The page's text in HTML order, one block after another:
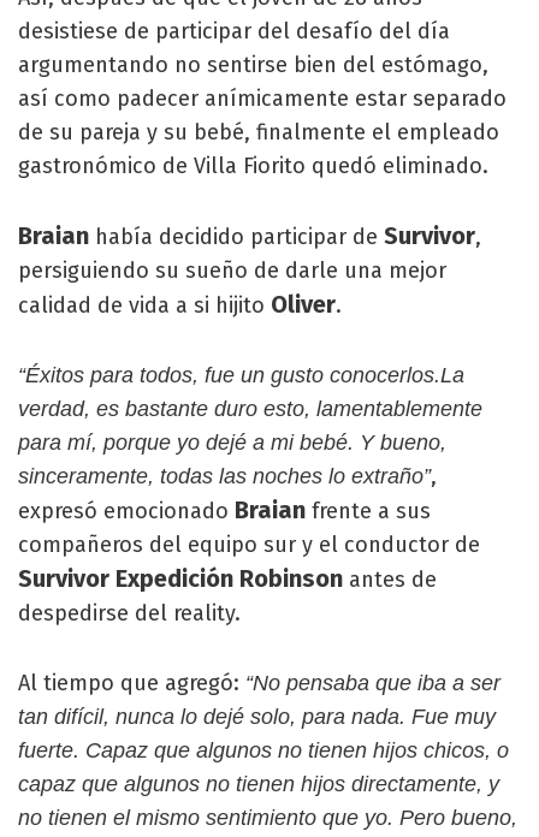
desistiese de participar del desafío del día
argumentando no sentirse bien del estómago,
así como padecer anímicamente estar separado
de su pareja y su bebé, finalmente el empleado
gastronómico de Villa Fiorito quedó eliminado.
Braian había decidido participar de Survivor,
persiguiendo su sueño de darle una mejor
calidad de vida a si hijito Oliver.
“Éxitos para todos, fue un gusto conocerlos.La
verdad, es bastante duro esto, lamentablemente
para mí, porque yo dejé a mi bebé. Y bueno,
sinceramente, todas las noches lo extraño”,
expresó emocionado Braian frente a sus
compañeros del equipo sur y el conductor de
Survivor Expedición Robinson antes de
despedirse del reality.
Al tiempo que agregó: “No pensaba que iba a ser
tan difícil, nunca lo dejé solo, para nada. Fue muy
fuerte. Capaz que algunos no tienen hijos chicos, o
capaz que algunos no tienen hijos directamente, y
no tienen el mismo sentimiento que yo. Pero bueno,